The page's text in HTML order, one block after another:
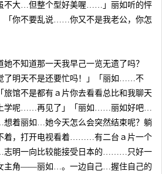
大…但整个型好美喔……」丽如听的怦
「你不要乱说……你又不是我老公，你怎
不知道那一天我早己一览无遗了吗？
了明天不是还要忙吗！」「丽如……不
旅馆不是都有ａ片你去看看总比和我聊天
学呢……再见了」「丽如……丽如好吧…
着丽如…她今天怎么会突然结束呢？躺
着，打开电视看着………有二台ａ片一个
明一向比较能接受日本的………只好一
主角——丽如…。一边自己…握住自己的